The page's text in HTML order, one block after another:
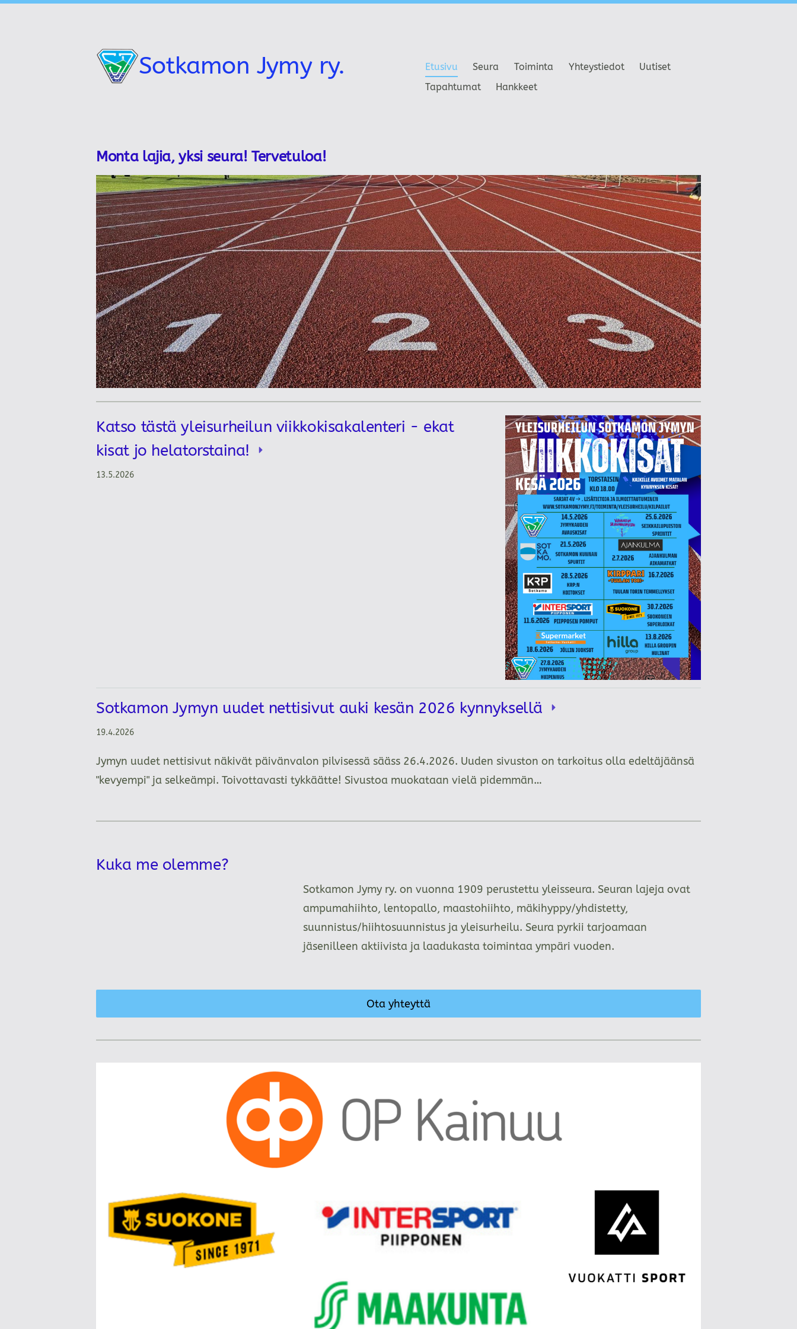
Sotkamon Jymy ry. Etusivu Seura Toiminta Yhteystiedot
Uutiset
Tapahtumat
Hankkeet
Monta lajia, yksi seura! Tervetuloa!
Katso tästä yleisurheilun viikkokisakalenteri - ekat
kisat jo helatorstaina!
13.5.2026
Sotkamon Jymyn uudet nettisivut auki kesän 2026 kynnyksellä
19.4.2026
Jymyn uudet nettisivut näkivät päivänvalon pilvisessä sääss 26.4.2026. Uuden sivuston on tarkoitus olla edeltäjäänsä
"kevyempi" ja selkeämpi. Toivottavasti tykkäätte! Sivustoa muokataan vielä pidemmän…
Kuka me olemme?
Sotkamon Jymy ry. on vuonna 1909 perustettu yleisseura. Seuran lajeja ovat
ampumahiihto, lentopallo, maastohiihto, mäkihyppy/yhdistetty,
suunnistus/hiihtosuunnistus ja yleisurheilu. Seura pyrkii tarjoamaan
jäsenilleen aktiivista ja laadukasta toimintaa ympäri vuoden.
Ota yhteyttä